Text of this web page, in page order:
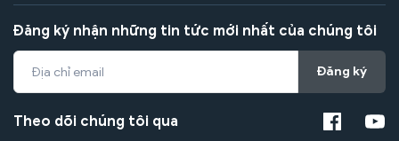
Đăng ký nhận những tin tức mới nhất của chúng tôi
Đăng ký
Theo dõi chúng tôi qua